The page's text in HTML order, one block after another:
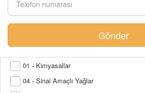
Gönder
01 - Kimyasallar
04 - Sinai Amaçlı Yağlar